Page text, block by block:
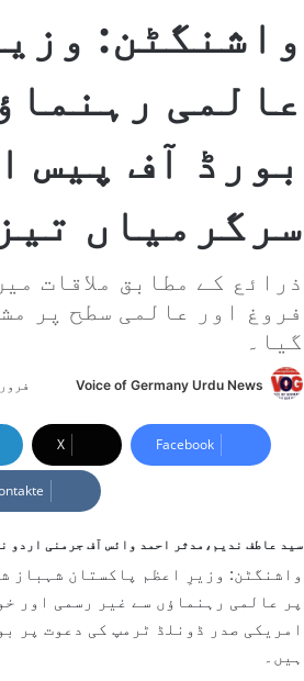
واشنگٹن:
عالمی
بورڈ آف پیس
سرگرمیاں تیز
ذرائع کے مطابق ملاقات
فروغ اور عالمی سطح پر
گیا۔
Voice of Germany Urdu News
n
d
n
e
m
فروری 20,
Facebook
X
سید عاطف ندیم،مدثر احمد وائس آف جرمنی اردو
واشنگٹن: وزیرِ اعظم پاکستان شہباز
پر عالمی رہنماؤں سے غیر رسمی اور
امریکی صدر ڈونلڈ ٹرمپ کی دعوت پر
ہیں۔